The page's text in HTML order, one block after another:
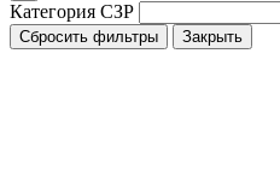
Категория СЗР
Сбросить фильтры Закрыть